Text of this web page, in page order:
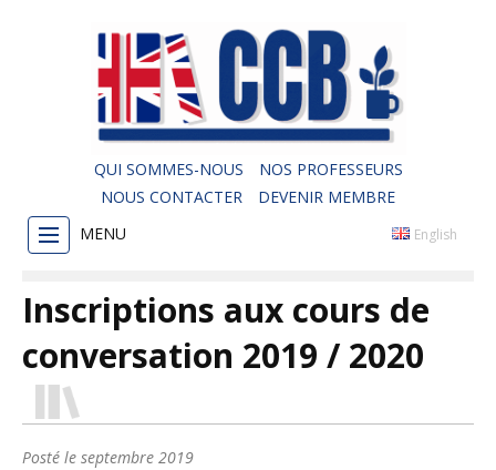
QUI SOMMES-NOUS
NOS PROFESSEURS
NOUS CONTACTER
DEVENIR MEMBRE
MENU
English
Inscriptions aux cours de
conversation 2019 / 2020
Posté le septembre 2019